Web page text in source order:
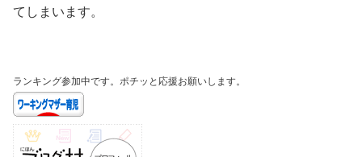
てしまいます。
ランキング参加中です。ポチッと応援お願いします。